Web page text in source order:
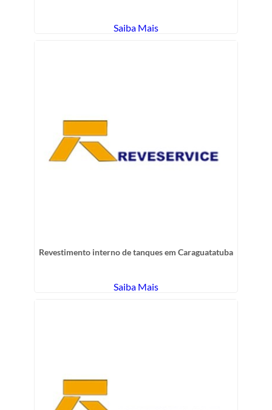
Saiba Mais
Revestimento interno de tanques em Caraguatatuba
Saiba Mais